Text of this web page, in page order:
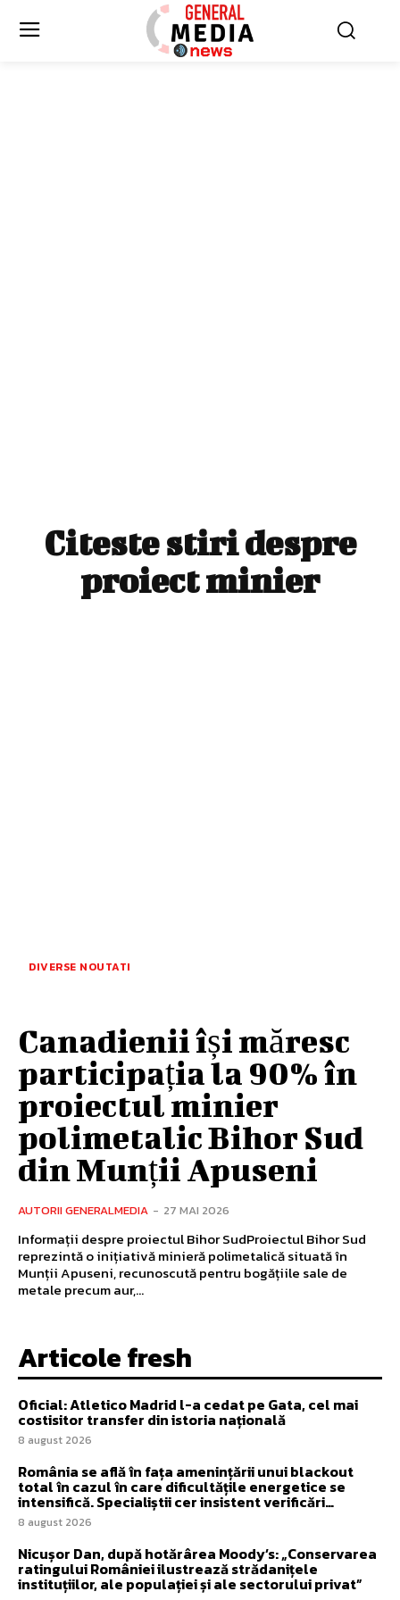
Citeste stiri despre
proiect minier
DIVERSE NOUTATI
Canadienii își măresc
participația la 90% în
proiectul minier
polimetalic Bihor Sud
din Munții Apuseni
AUTORII GENERALMEDIA - 27 MAI 2026
Informații despre proiectul Bihor SudProiectul Bihor Sud
reprezintă o inițiativă minieră polimetalică situată în
Munții Apuseni, recunoscută pentru bogățiile sale de
metale precum aur,...
Articole fresh
Oficial: Atletico Madrid l-a cedat pe Gata, cel mai
costisitor transfer din istoria națională
8 august 2026
România se află în fața amenințării unui blackout
total în cazul în care dificultățile energetice se
intensifică. Specialiștii cer insistent verificări…
8 august 2026
Nicușor Dan, după hotărârea Moody’s: „Conservarea
ratingului României ilustrează strădanițele
instituțiilor, ale populației și ale sectorului privat”